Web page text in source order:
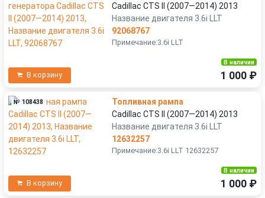
Cadillac CTS II (2007—2014) 2013
Название двигателя 3.6i LLT
92068767
Примечание:3.6i LLT
В корзину
В наличии
1 000 ₽
№ 108438
Топливная рампа
Cadillac CTS II (2007—2014) 2013
Название двигателя 3.6i LLT
12632257
Примечание:3.6i LLT 12632257
В корзину
В наличии
1 000 ₽